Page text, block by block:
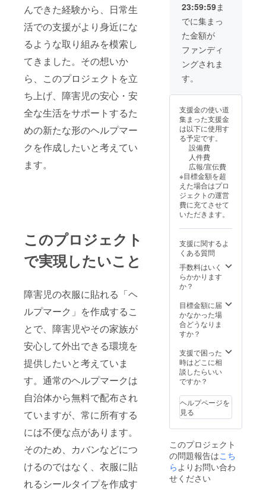
んできた経験から、日常生
活での支援がより身近にな
るような取り組みを模索し
てきました。その想いか
ら、このプロジェクトを立
ち上げ、障害児の安心・安
全な生活をサポートするた
めの新たな形のヘルプマー
クを作成したいと考えてい
ます。
このプロジェクト
で実現したいこと
障害児の衣服に貼れる「ヘ
ルプマーク」を作成するこ
とで、障害児やその家族が
安心して外出できる環境を
提供したいと考えていま
す。通常のヘルプマークは
自治体から無料で配布され
ていますが、常に所有する
には不便な点があります。
そのため、カバンなどにつ
けるのではなく、衣服に貼
れるシールタイプを作成す
23:59:59ま
でに集まっ
た金額が
ファンディ
ングされま
す。
支援金の使い道
集まった支援金
は以下に使用す
る予定です。
設備費
人件費
広報/宣伝費
※目標金額を超
えた場合はプロ
ジェクトの運営
費に充てさせて
いただきます。
支援に関するよ
くある質問
手数料はいく
らかかります
か？
目標金額に届
かなかった場
合どうなりま
すか？
支援で困った
時はどこに相
談したらいい
ですか？
ヘルプページを
見る
このプロジェクト
の問題報告はこち
らよりお問い合わ
せください